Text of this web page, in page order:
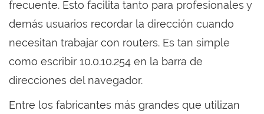
frecuente. Esto facilita tanto para profesionales y
demás usuarios recordar la dirección cuando
necesitan trabajar con routers. Es tan simple
como escribir 10.0.10.254 en la barra de
direcciones del navegador.
Entre los fabricantes más grandes que utilizan